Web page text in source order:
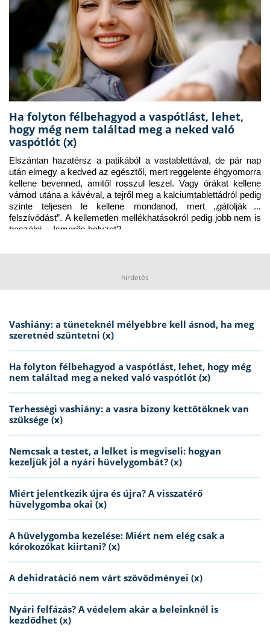
Ha folyton félbehagyod a vaspótlást, lehet,
hogy még nem találtad meg a neked való
vaspótlót (x)
Elszántan hazatérsz a patikából a vastablettával, de pár nap
után elmegy a kedved az egésztől, mert reggelente éhgyomorra
kellene bevenned, amitől rosszul leszel. Vagy órákat kellene
várnod utána a kávéval, a tejről meg a kalciumtablettádról pedig
szinte teljesen le kellene mondanod, mert „gátolják a
felszívódást”. A kellemetlen mellékhatásokról pedig jobb nem is
beszélni… Ismerős helyzet?
hirdetés
Vashiány: a tüneteknél mélyebbre kell ásnod, ha meg
szeretnéd szüntetni (x)
Ha folyton félbehagyod a vaspótlást, lehet, hogy még
nem találtad meg a neked való vaspótlót (x)
Terhességi vashiány: a vasra bizony kettőtöknek van
szüksége (x)
Nemcsak a testet, a lelket is megviseli: hogyan
kezeljük jól a nyári hüvelygombát? (x)
Miért jelentkezik újra és újra? A visszatérő
hüvelygomba okai (x)
A hüvelygomba kezelése: Miért nem elég csak a
kórokozókat kiirtani? (x)
A dehidratáció nem várt szövődményei (x)
Nyári felfázás? A védelem akár a beleinknél is
kezdődhet (x)